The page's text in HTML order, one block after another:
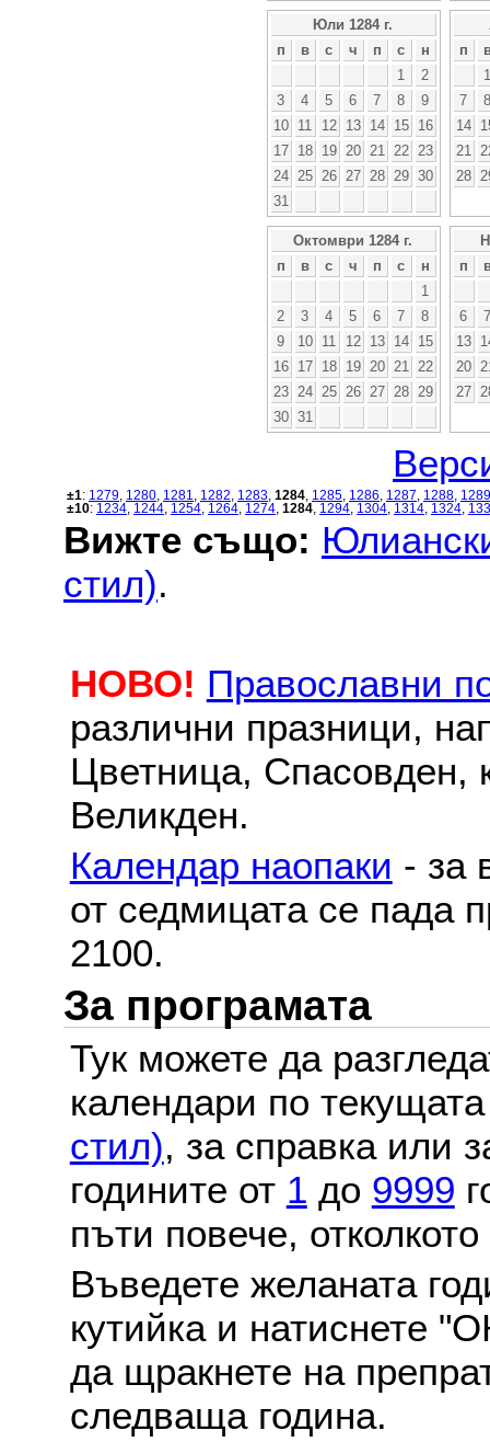
Юли 1284 г.
п
в с ч п с
н
1
2
3
4 5 6 7 8
9
10
11 12 13 14 15
16
17
18 19 20 21 22
23
24
25 26 27 28 29 30
31
п
1
7
8
14
21
28
Октомври 1284 г.
п
в с ч п с
н
1
2
3 4 5 6 7
8
9
10 11 12 13 14
15
16
17 18 19 20 21
22
23
24 25 26 27 28
29
30 31
п
6
7
13
20
27
±1: 1279 1280 1281 1282 1283 1284 1285 1286 1287 1288 1289
±10: 1234 1244 1254 1264 1274 1284 1294 1304 1314 1324
Вижте също:
стил).
НОВО! Православни
различни празници,
Цветница, Спасовден,
Великден.
Календар наопаки - за
от седмицата се пада
2100.
За програмата
Тук можете да
календари по
стил), за справка или
годините от 1 до 9999
пъти повече,
Въведете желаната
кутийка и натиснете
да щракнете на
следваща година.